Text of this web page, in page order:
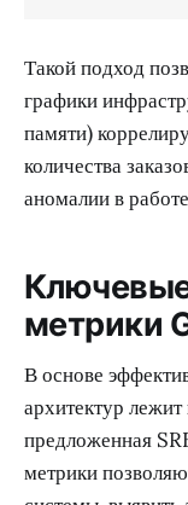
Такой подход
графики
памяти)
количества
аномалии в
метрики
В основе
архитектур
предложенная
метрики